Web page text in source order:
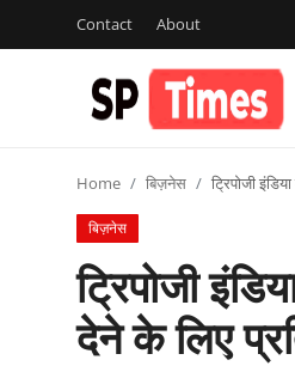
Contact About
Contact
Home बिज़नेस ट्रिपोजी
बिज़नेस
ट्रिपोजी
देने के लिए